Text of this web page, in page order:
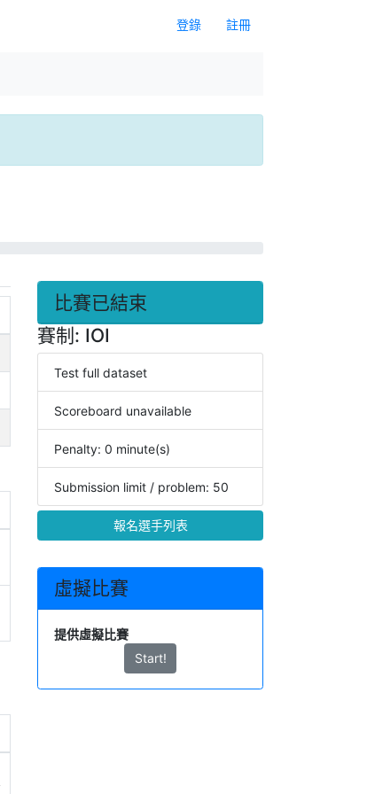
登錄 註冊
比賽已結束
賽制: IOI
Test full dataset
Scoreboard unavailable
Penalty: 0 minute(s)
Submission limit / problem: 50
報名選手列表
虛擬比賽
提供虛擬比賽
Start!